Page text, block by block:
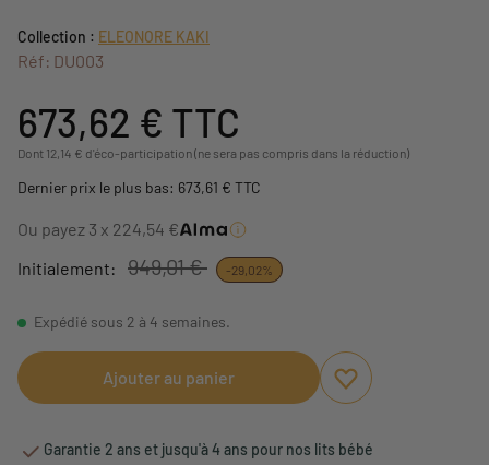
Collection : ELEONORE KAKI
Réf: DU003
673,62 € TTC
Dont 12,14 € d'éco-participation (ne sera pas compris dans la réduction)
Dernier prix le plus bas: 673,61 € TTC
Ou payez 3 x 224,54 €
Initialement:
949,01 € -29,02%
Expédié sous 2 à 4 semaines.
Ajouter au panier
Ajouter aux favoris
Supprimer des
Garantie 2 ans et jusqu'à 4 ans pour nos lits bébé